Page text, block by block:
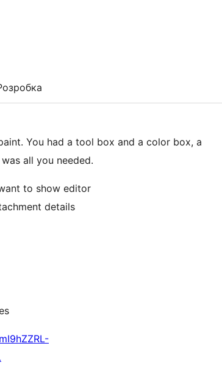
You had a tool box and a color box, a
all you needed.
to show editor
details